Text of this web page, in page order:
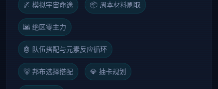
🌌 模拟宇宙命途 📦 周本材料刷取
🌆 绝区零主力
🤖 队伍搭配与元素反应循环
🐻 邦布选择搭配 💎 抽卡规划